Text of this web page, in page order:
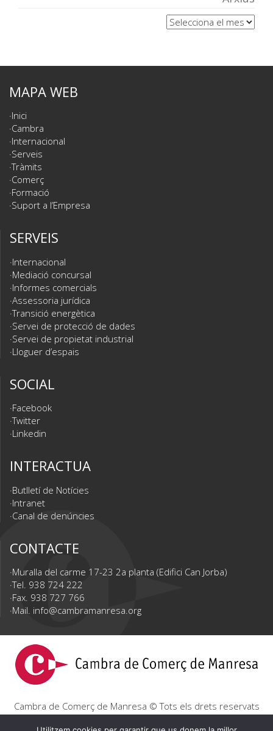
Arxius
MAPA WEB
Inici
Cambra
Internacional
Serveis
Tràmits
Comerç
Formació
Suport a l’Empresa
SERVEIS
Internacional
Mediació concursal
Informes comercials
Assessoria jurídica
Transició energètica
Servei de protecció de dades
Servei de propietat industrial
Lloguer d’espais
SOCIAL
Facebook
Twitter
Linkedin
INTERACTUA
Butlletí de Notícies
Intranet
Canal de denúncies
CONTACTE
Muralla del carme 17-23 2a planta (Edifici Can Jorba)
Tel. 938 724 222
Fax. 938 727 766
Mail. info@cambramanresa.org
Cambra de Comerç de Manresa © Tots els drets reservats
Avís Legal Política de privacitat Política de cookies